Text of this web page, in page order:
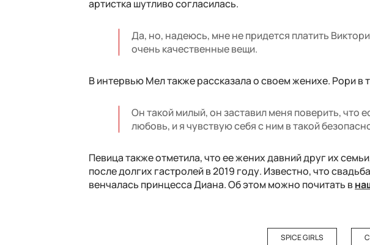
артистка шутливо согласилась.
Да, но, надеюсь, мне не придется платить
очень качественные вещи.
В интервью Мел также рассказала о своем женихе. Рори в
Он такой милый, он заставил меня поверить, что
любовь, и я чувствую себя с ним в такой
Певица также отметила, что ее жених давний друг их
после долгих гастролей в 2019 году. Известно, что
венчалась принцесса Диана. Об этом можно почитать в
SPICE GIRLS